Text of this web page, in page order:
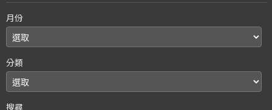
月份
分類
搜尋